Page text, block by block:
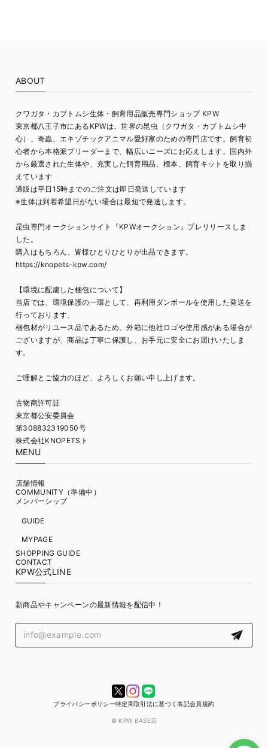
ABOUT
クワガタ・カブトムシ生体・飼育用品販売専門ショップ KPW
東京都八王子市にあるKPWは、世界の昆虫（クワガタ・カブトムシ中
心）、奇蟲、エキゾチックアニマル愛好家のための専門店です。飼育初
心者から本格派ブリーダーまで、幅広いニーズにお応えします。国内外
から厳選された生体や、充実した飼育用品、標本、飼育キットを取り揃
えています
通販は平日15時までのご注文は即日発送しています
※生体は到着希望日がない場合は最短で発送します。
昆虫専門オークションサイト『KPWオークション』プレリリースしま
した。
購入はもちろん、皆様ひとりひとりが出品できます。
https://knopets-kpw.com/
【環境に配慮した梱包について】
当店では、環境保護の一環として、再利用ダンボールを使用した発送を
行っております。
梱包材がリユース品であるため、外箱に他社ロゴや使用感がある場合が
ございますが、商品は丁寧に保護し、お手元に安全にお届けいたしま
す。
ご理解とご協力のほど、よろしくお願い申し上げます。
古物商許可証
東京都公安委員会
第308832319050号
株式会社KNOPETSト
MENU
店舗情報
COMMUNITY（準備中）
メンバーシップ
GUIDE
MYPAGE
SHOPPING GUIDE
CONTACT
KPW公式LINE
新商品やキャンペーンの最新情報を配信中！
プライバシーポリシー特定商取引法に基づく表記会員規約
© KPW BASE店